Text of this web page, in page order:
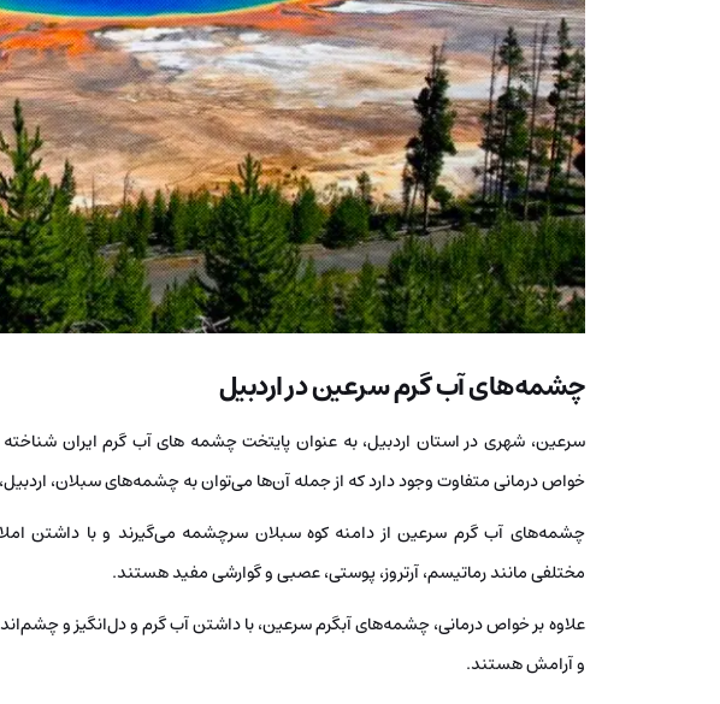
چشمه‌های آب گرم سرعین در اردبیل
خواص درمانی متفاوت وجود دارد که از جمله آن‌ها می‌توان به چشمه‌های سبلان،
چشمه‌های آب گرم سرعین از دامنه کوه سبلان سرچشمه می‌گیرند و با داشتن
مختلفی مانند رماتیسم، آرتروز، پوستی، عصبی و گوارشی مفید هستند.
علاوه بر خواص درمانی، چشمه‌های آبگرم سرعین، با داشتن آب گرم و دل‌انگیز و
و آرامش هستند.